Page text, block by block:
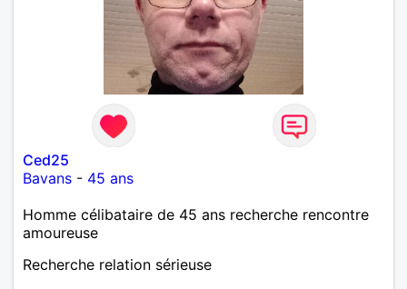
Ced25
Bavans - 45 ans
Homme célibataire de 45 ans recherche rencontre
amoureuse
Recherche relation sérieuse